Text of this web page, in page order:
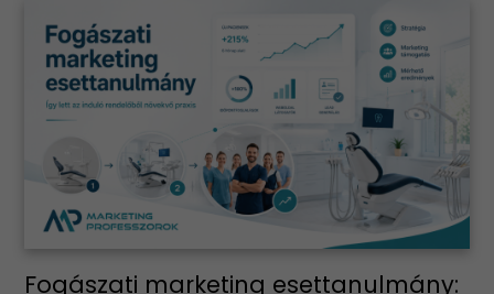
Fogászati marketing esettanulmány: